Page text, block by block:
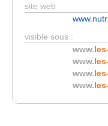
site web
visible sous :
www.
www.
www.
www.